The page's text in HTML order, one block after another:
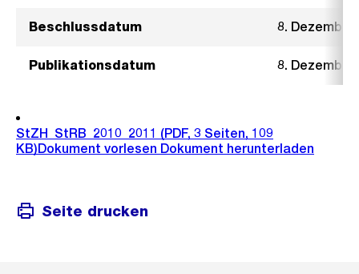
Beschlussdatum 8. Dezember
Publikationsdatum 8. Dezember
StZH_StRB_2010_2011 (PDF, 3 Seiten, 109
KB)Dokument vorlesen Dokument herunterladen
Seite drucken